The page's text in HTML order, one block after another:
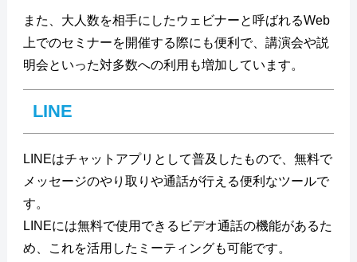
また、大人数を相手にしたウェビナーと呼ばれるWeb
上でのセミナーを開催する際にも便利で、講演会や説
明会といった対多数への利用も増加しています。
LINE
LINEはチャットアプリとして普及したもので、無料で
メッセージのやり取りや通話が行える便利なツールで
す。
LINEには無料で使用できるビデオ通話の機能があるた
め、これを活用したミーティングも可能です。